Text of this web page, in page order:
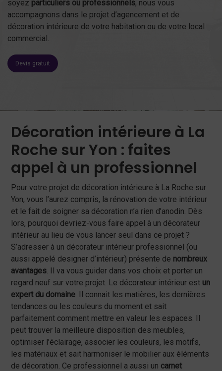
soyez particuliers ou professionnels, nous vous
accompagnons dans le projet d’agencement et de
décoration intérieure de votre habitation ou de votre local
commercial.
Devis gratuit
Décoration intérieure à La
Roche sur Yon : faites
appel à un professionnel
Pour votre projet de décoration intérieure à La Roche sur
Yon, vous l’aurez compris, la rénovation de votre intérieur
et le fait de soigner sa décoration n’a rien d’anodin. Dès
lors, pourquoi devriez-vous faire appel à un décorateur
intérieur au lieu de vous lancer seul dans ce projet ?
S’adresser à un décorateur intérieur professionnel (ou
aussi appelé designer d’intérieur) présente de nombreux
avantages. Il va vous guider dans vos choix et porter un
regard neuf sur votre projet. Le décorateur intérieur est un
expert du domaine. Il connait les matières, les dernières
tendances ou les couleurs du moment et sait
parfaitement comment mettre en valeur les espaces. Il
peut trouver la meilleure disposition des meubles,
optimiser l’éclairage, associer les couleurs, les motifs,
les matériaux et sait harmoniser le mobilier aux éléments
de décoration. Ce professionnel a aussi un carnet